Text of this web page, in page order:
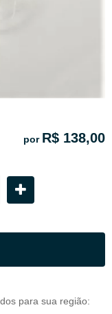
por R$ 138,00
para sua região: